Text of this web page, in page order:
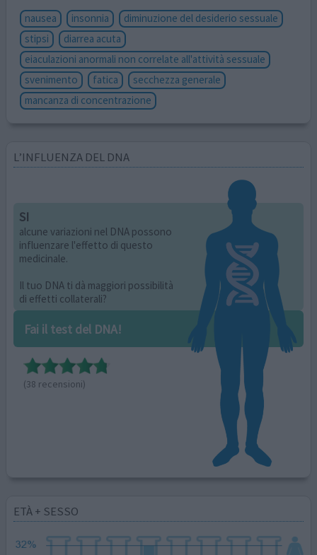
nausea
insonnia
diminuzione del desiderio sessuale
stipsi
diarrea acuta
eiaculazioni anormali non correlate all'attività sessuale
svenimento
fatica
secchezza generale
mancanza di concentrazione
L’INFLUENZA DEL DNA
SI
alcune variazioni nel DNA possono
influenzare l'effetto di questo
medicinale.
Il tuo DNA ti dà maggiori possibilità
di effetti collaterali?
Fai il test del DNA!
(38 recensioni)
ETÀ + SESSO